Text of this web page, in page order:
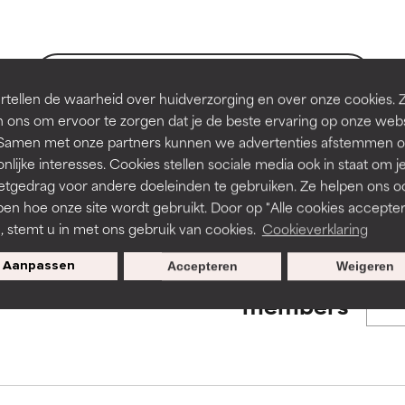
de waarheid over huidverzorging en over onze cookies.
ons om ervoor te zorgen dat je de beste ervaring op onze
met onze partners kunnen we advertenties afstemmen
interesses. Cookies stellen sociale media ook in staat om je
voor andere doeleinden te gebruiken. Ze helpen ons
hoe onze site wordt gebruikt. Door op "Alle cookies
stemt u in met ons gebruik van cookies. Cookieverklaring
Aanpassen Weigeren
Accepteren
to assess ingredients in this dictionary. Regulations
irriterend maar kan esthetische, stabiliteits- of andere
is aanwezig. Het risico wordt vergroot als het gecombineerd
ingrediënten.
droogheid, enz. veroorzaken. Kan in sommige gevallen
irriterend maar kan esthetische, stabiliteits- of andere
is aanwezig. Het risico wordt vergroot als het gecombineerd
ingrediënten.
droogheid, enz. veroorzaken. Kan in sommige gevallen
Exclusieve aanbiedingen voor
members